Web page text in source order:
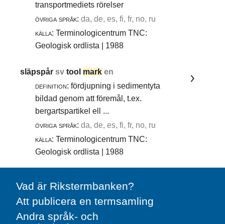
transportmediets rörelser
övriga språk: da, de, es, fi, fr, no, ru
källa: Terminologicentrum TNC:
Geologisk ordlista | 1988
släpspårsvtool mark en
definition: fördjupning i sedimentyta
bildad genom att föremål, t.ex.
bergartspartikel ell ...
övriga språk: da, de, es, fi, fr, no, ru
källa: Terminologicentrum TNC:
Geologisk ordlista | 1988
Vad är Rikstermbanken?
Att publicera en termsamling
Andra språk- och